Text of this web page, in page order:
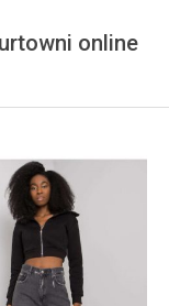
online